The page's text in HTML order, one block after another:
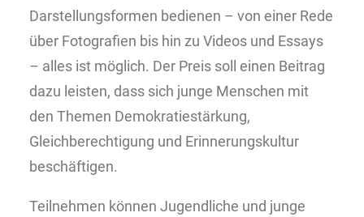
Darstellungsformen bedienen – von einer Rede
über Fotografien bis hin zu Videos und Essays
– alles ist möglich. Der Preis soll einen Beitrag
dazu leisten, dass sich junge Menschen mit
den Themen Demokratiestärkung,
Gleichberechtigung und Erinnerungskultur
beschäftigen.
Teilnehmen können Jugendliche und junge